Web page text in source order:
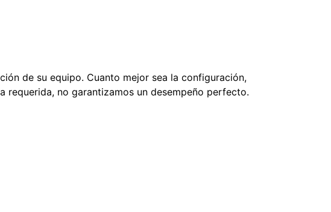
de su equipo. Cuanto mejor sea la configuración,
requerida, no garantizamos un desempeño perfecto.